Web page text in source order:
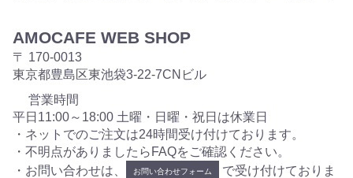
AMOCAFE WEB SHOP
〒 170-0013
東京都豊島区東池袋3-22-7CNビル
営業時間
平日11:00～18:00 土曜・日曜・祝日は休業日
・ネットでのご注文は24時間受け付けております。
・不明点がありましたらFAQをご確認ください。
・お問い合わせは、
お問い合わせフォーム
で受け付けておりま